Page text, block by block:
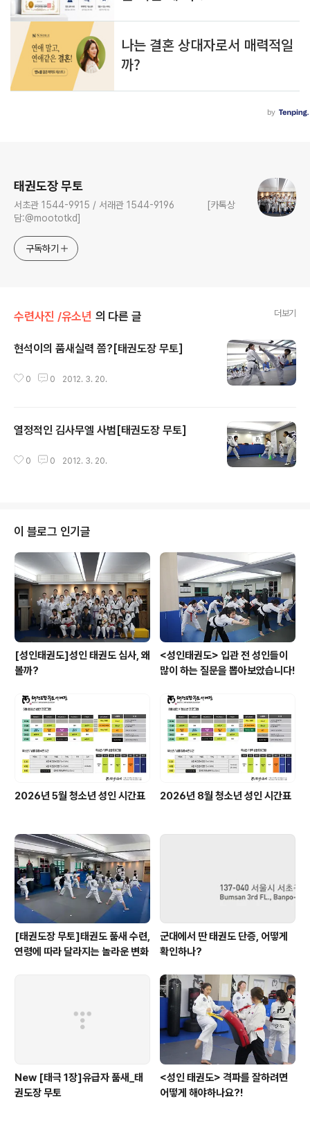
태권도장 무토
서초관 1544-9915 / 서래관 1544-9196 [카톡상
담:@moototkd]
구독하기
수련사진 /유소년 의 다른 글 더보기
현석이의 품새실력 쯤?[태권도장 무토]
0 0 2012. 3. 20.
열정적인 김사무엘 사범[태권도장 무토]
0 0 2012. 3. 20.
이 블로그 인기글
[성인태권도]성인 태권도 심사, 왜
볼까?
<성인태권도> 입관 전 성인들이
많이 하는 질문을 뽑아보았습니다!
2026년 5월 청소년 성인 시간표 2026년 8월 청소년 성인 시간표
[태권도장 무토]태권도 품새 수련,
연령에 따라 달라지는 놀라운 변화
군대에서 딴 태권도 단증, 어떻게
확인하나?
New [태극 1장]유급자 품새_태
권도장 무토
<성인 태권도> 격파를 잘하려면
어떻게 해야하나요?!